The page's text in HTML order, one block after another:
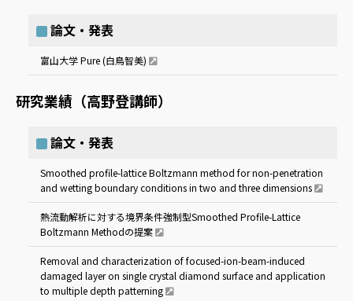
論文・発表
富山大学 Pure (白鳥智美)
研究業績（高野登講師）
論文・発表
Smoothed profile-lattice Boltzmann method for non-penetration
and wetting boundary conditions in two and three dimensions
熱流動解析に対する境界条件強制型Smoothed Profile-Lattice
Boltzmann Methodの提案
Removal and characterization of focused-ion-beam-induced
damaged layer on single crystal diamond surface and application
to multiple depth patterning